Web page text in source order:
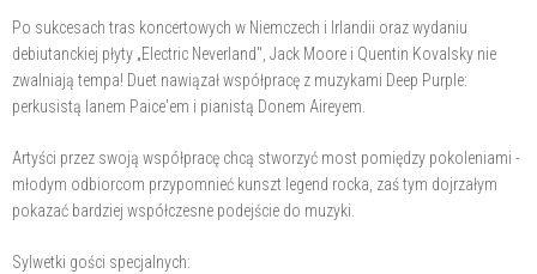
Po sukcesach tras koncertowych w Niemczech i Irlandii oraz wydaniu
debiutanckiej płyty „Electric Neverland", Jack Moore i Quentin Kovalsky nie
zwalniają tempa! Duet nawiązał współpracę z muzykami Deep Purple:
perkusistą Ianem Paice'em i pianistą Donem Aireyem.
Artyści przez swoją współpracę chcą stworzyć most pomiędzy pokoleniami -
młodym odbiorcom przypomnieć kunszt legend rocka, zaś tym dojrzałym
pokazać bardziej współczesne podejście do muzyki.
Sylwetki gości specjalnych: